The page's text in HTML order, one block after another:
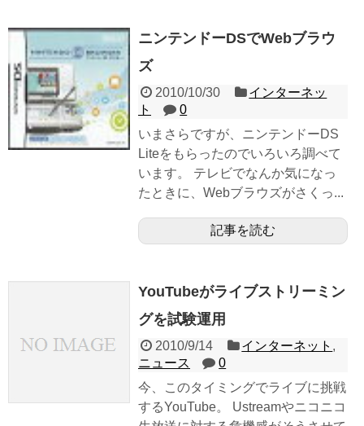
ニンテンドーDSでWebブラウ
ズ
2010/10/30
インターネッ
ト
0
いまさらですが、ニンテンドーDS
Liteをもらったのでいろいろ調べて
います。 テレビでなんか気になっ
たときに、Webブラウズがさくっ...
記事を読む
YouTubeがライブストリーミン
グを試験運用
2010/9/14 インターネット ,
ニュース
0
今、このタイミングでライブに挑戦
するYouTube。 Ustreamやニコニコ